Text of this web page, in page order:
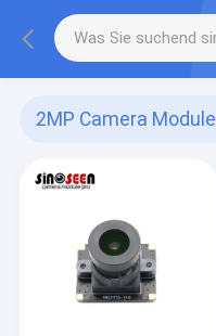
2MP Camera Module